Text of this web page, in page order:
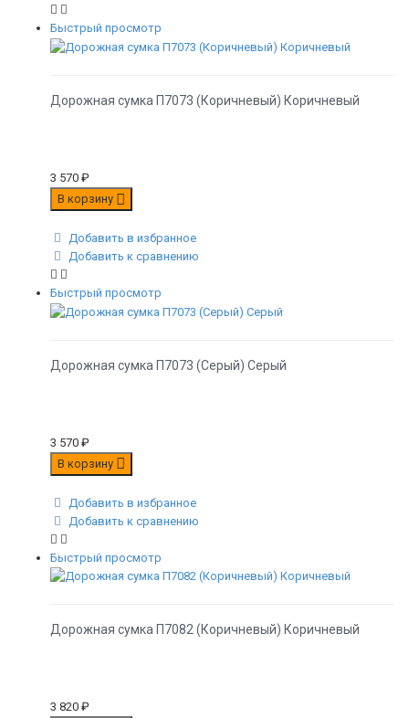
Быстрый просмотр
Дорожная сумка П7073 (Коричневый) Коричневый
3 570 ₽
В корзину
Добавить в избранное
Добавить к сравнению
Быстрый просмотр
Дорожная сумка П7073 (Серый) Серый
3 570 ₽
В корзину
Добавить в избранное
Добавить к сравнению
Быстрый просмотр
Дорожная сумка П7082 (Коричневый) Коричневый
3 820 ₽